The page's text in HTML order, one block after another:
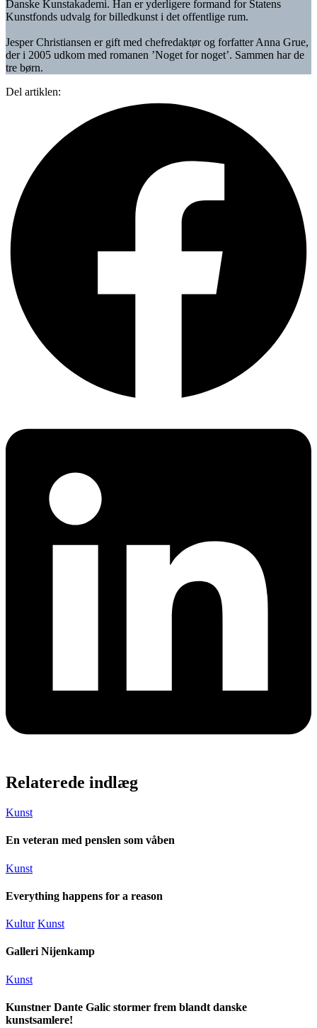
Danske Kunstakademi. Han er yderligere formand for Statens
Kunstfonds udvalg for billedkunst i det offentlige rum.
Jesper Christiansen er gift med chefredaktør og forfatter Anna Grue,
der i 2005 udkom med romanen ’Noget for noget’. Sammen har de
tre børn.
Del artiklen:
Relaterede indlæg
Kunst
En veteran med penslen som våben
Kunst
Everything happens for a reason
Kultur Kunst
Galleri Nijenkamp
Kunst
Kunstner Dante Galic stormer frem blandt danske
kunstsamlere!